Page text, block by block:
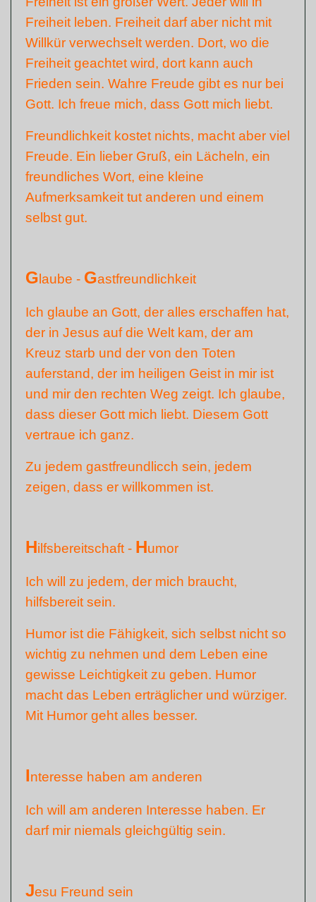
Freiheit leben. Freiheit darf aber nicht mit
Willkür verwechselt werden. Dort, wo die
Freiheit geachtet wird, dort kann auch
Frieden sein. Wahre Freude gibt es nur bei
Gott. Ich freue mich, dass Gott mich liebt.
Freundlichkeit kostet nichts, macht aber viel
Freude. Ein lieber Gruß, ein Lächeln, ein
freundliches Wort, eine kleine
Aufmerksamkeit tut anderen und einem
selbst gut.
G laube - Gastfreundlichkeit
Ich glaube an Gott, der alles erschaffen hat,
der in Jesus auf die Welt kam, der am
Kreuz starb und der von den Toten
auferstand, der im heiligen Geist in mir ist
und mir den rechten Weg zeigt. Ich glaube,
dass dieser Gott mich liebt. Diesem Gott
vertraue ich ganz.
Zu jedem gastfreundlicch sein, jedem
zeigen, dass er willkommen ist.
Hilfsbereitschaft - Humor
Ich will zu jedem, der mich braucht,
hilfsbereit sein.
Humor ist die Fähigkeit, sich selbst nicht so
wichtig zu nehmen und dem Leben eine
gewisse Leichtigkeit zu geben. Humor
macht das Leben erträglicher und würziger.
Mit Humor geht alles besser.
Interesse haben am anderen
Ich will am anderen Interesse haben. Er
darf mir niemals gleichgültig sein.
Jesu Freund sein